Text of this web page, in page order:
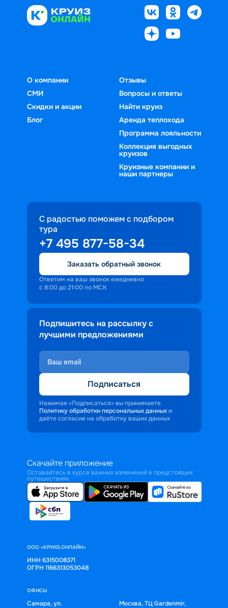
О компании
СМИ
Скидки и акции
Блог
Отзывы
Вопросы и ответы
Найти круиз
Аренда теплохода
Программа лояльности
Коллекция выгодных
круизов
Круизные компании и
наши партнеры
С радостью поможем с подбором
тура
+7 495 877-58-34
Заказать обратный звонок
Ответим на ваш звонок ежедневно
с 8:00 до 21:00 по МСК
Подпишитесь на рассылку с
лучшими предложениями
Подписаться
Нажимая «Подписаться» вы принимаете
Политику обработки персональных данных и
даёте согласие на обработку ваших данных
Скачайте приложение
Оставайтесь в курсе важных изменений в предстоящих
путешествиях
ООО «КРУИЗ.ОНЛАЙН»
ИНН 6315008371
ОГРН 1166313053048
ОФИСЫ
Самара, ул.
Москва, ТЦ Gardenmir,